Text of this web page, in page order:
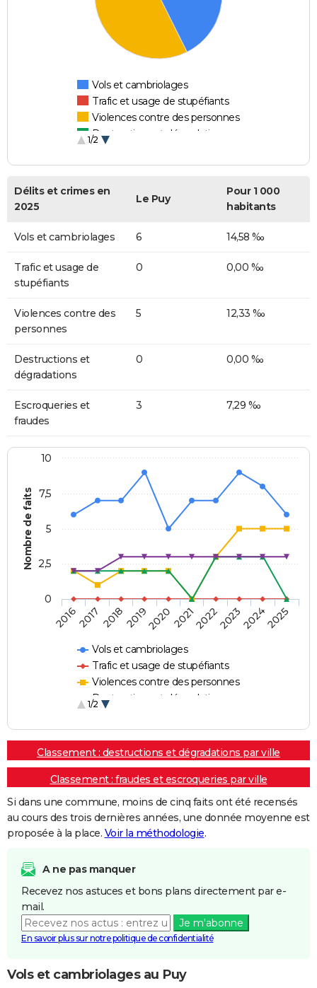
Vols et cambriolages
Trafic et usage de stupéfiants
Violences contre des personnes
Destructions et dégradations
1/2
Délits et crimes en
2025
Le Puy
Pour 1 000
habitants
Vols et cambriolages 6 14,58 ‰
Trafic et usage de
stupéfiants
0 0,00 ‰
Violences contre des
personnes
5 12,33 ‰
Destructions et
dégradations
0 0,00 ‰
Escroqueries et
fraudes
3 7,29 ‰
Nombre de faits
Vols et cambriolages
Trafic et usage de stupéfiants
Violences contre des personnes
Destructions et dégradations
1/2
20162017 20182019202020212022202320242025
0
2,5
5
7,5
10
Classement : destructions et dégradations par ville
Classement : fraudes et escroqueries par ville
Si dans une commune, moins de cinq faits ont été recensés
au cours des trois dernières années, une donnée moyenne est
proposée à la place. Voir la méthodologie.
A ne pas manquer
Recevez nos astuces et bons plans directement par e-
mail.
Je m'abonne
En savoir plus sur notre politique de confidentialité
Vols et cambriolages au Puy